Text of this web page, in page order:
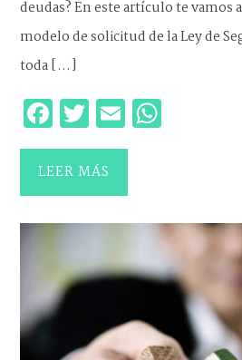
deudas? En este artículo te vamos
modelo de solicitud de la Ley de
toda […]
Facebook
Twitter
Email
LEER MÁS